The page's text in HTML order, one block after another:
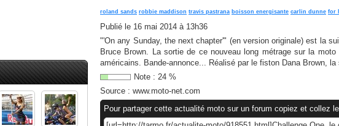
roland sands robbie maddison travis pastrana boisson energisante carlin dunne for
Publié le 16 mai 2014 à 13h36
"'On any Sunday, the next chapter'" (en version originale) est la
Bruce Brown. La sortie de ce nouveau long métrage sur la
américains. Bande-annonce... Réalisé par le fiston Dana Brown,
Note : 24 %
Source : www.moto-net.com
Pour partager cette actualité moto sur un forum copiez et collez